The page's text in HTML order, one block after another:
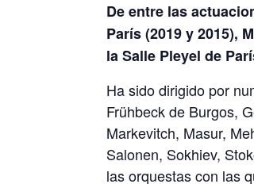
De entre las
París (2019 y 2015),
la Salle Pleyel de
Ha sido dirigido por
Frühbeck de Burgos,
Markevitch, Masur,
Salonen, Sokhiev,
las orquestas con las